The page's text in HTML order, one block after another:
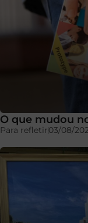
O que mudou
Para refletir03/08/